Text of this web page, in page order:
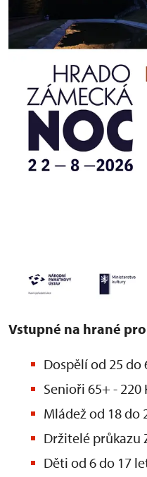
Vstupné na hrané
Dospělí od 25 do
Senioři 65+ - 220
Mládež od 18 do
Držitelé průkazu
Děti od 6 do 17